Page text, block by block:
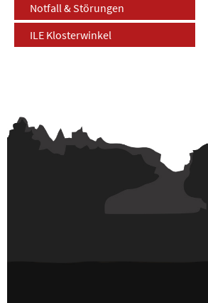
Notfall & Störungen
ILE Klosterwinkel